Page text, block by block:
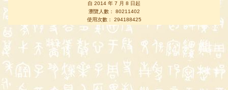
自 2014 年 7 月 8 日起
瀏覽人數： 80211402
使用次數： 294188425